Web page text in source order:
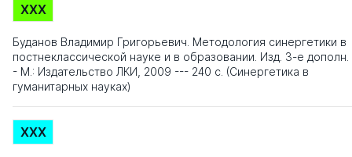
XXX
Буданов Владимир Григорьевич. Методология синергетики в
постнеклассической науке и в образовании. Изд. 3-е
- М.: Издательство ЛКИ, 2009 --- 240 с. (Синергетика в
гуманитарных науках)
XXX